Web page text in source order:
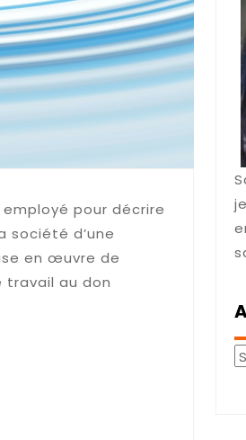
pour décrire
société d’une
en œuvre de
travail au don